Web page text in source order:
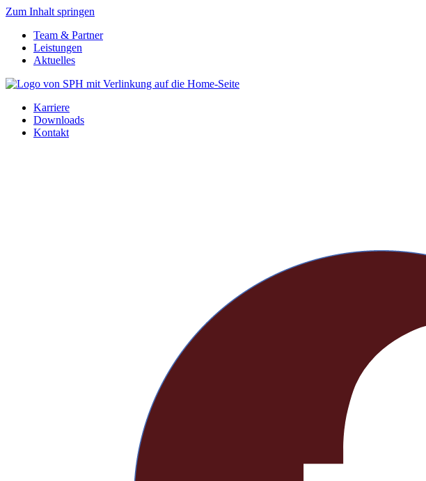
Zum Inhalt springen
Team & Partner
Leistungen
Aktuelles
Karriere
Downloads
Kontakt